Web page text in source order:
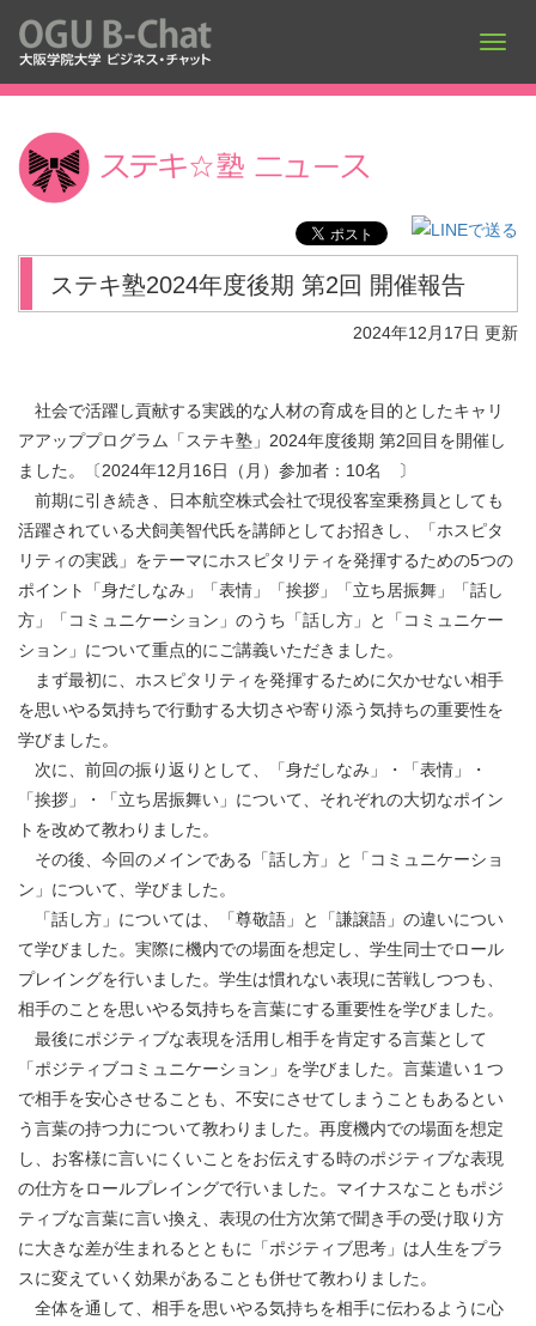
ステキ塾2024年度後期 第2回 開催報告
2024年12月17日 更新
社会で活躍し貢献する実践的な人材の育成を目的としたキャリ
アアッププログラム「ステキ塾」2024年度後期 第2回目を開催し
ました。〔2024年12月16日（月）参加者：10名 〕
前期に引き続き、日本航空株式会社で現役客室乗務員としても
活躍されている犬飼美智代氏を講師としてお招きし、「ホスピタ
リティの実践」をテーマにホスピタリティを発揮するための5つの
ポイント「身だしなみ」「表情」「挨拶」「立ち居振舞」「話し
方」「コミュニケーション」のうち「話し方」と「コミュニケー
ション」について重点的にご講義いただきました。
まず最初に、ホスピタリティを発揮するために欠かせない相手
を思いやる気持ちで行動する大切さや寄り添う気持ちの重要性を
学びました。
次に、前回の振り返りとして、「身だしなみ」・「表情」・
「挨拶」・「立ち居振舞い」について、それぞれの大切なポイン
トを改めて教わりました。
その後、今回のメインである「話し方」と「コミュニケーショ
ン」について、学びました。
「話し方」については、「尊敬語」と「謙譲語」の違いについ
て学びました。実際に機内での場面を想定し、学生同士でロール
プレイングを行いました。学生は慣れない表現に苦戦しつつも、
相手のことを思いやる気持ちを言葉にする重要性を学びました。
最後にポジティブな表現を活用し相手を肯定する言葉として
「ポジティブコミュニケーション」を学びました。言葉遣い１つ
で相手を安心させることも、不安にさせてしまうこともあるとい
う言葉の持つ力について教わりました。再度機内での場面を想定
し、お客様に言いにくいことをお伝えする時のポジティブな表現
の仕方をロールプレイングで行いました。マイナスなこともポジ
ティブな言葉に言い換え、表現の仕方次第で聞き手の受け取り方
に大きな差が生まれるとともに「ポジティブ思考」は人生をプラ
スに変えていく効果があることも併せて教わりました。
全体を通して、相手を思いやる気持ちを相手に伝わるように心